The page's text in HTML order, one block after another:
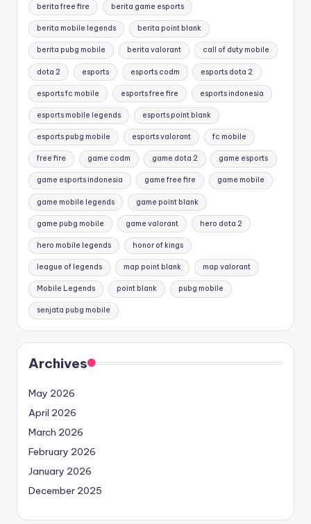
berita free fire berita game esports
berita mobile legends berita point blank
berita pubg mobile berita valorant call of duty mobile
dota 2 esports esports codm esports dota 2
esports fc mobile esports free fire esports indonesia
esports mobile legends esports point blank
esports pubg mobile esports valorant fc mobile
free fire game codm game dota 2 game esports
game esports indonesia game free fire game mobile
game mobile legends game point blank
game pubg mobile game valorant hero dota 2
hero mobile legends honor of kings
league of legends map point blank map valorant
Mobile Legends point blank pubg mobile
senjata pubg mobile
Archives
May 2026
April 2026
March 2026
February 2026
January 2026
December 2025